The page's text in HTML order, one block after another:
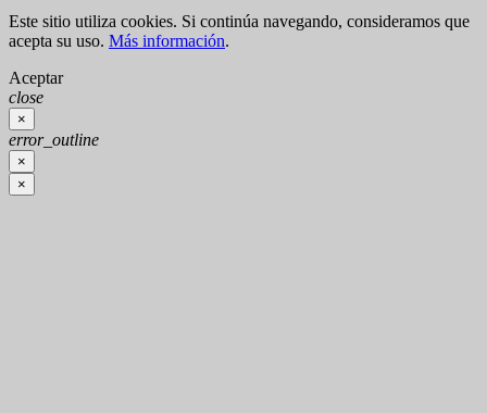
Este sitio utiliza cookies. Si continúa navegando, consideramos que
acepta su uso. Más información.
Aceptar
close
×
error_outline
×
×